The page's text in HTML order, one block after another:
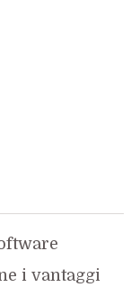
i vantaggi